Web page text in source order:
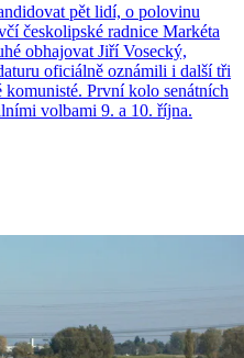
pět lidí, o polovinu
českolipské radnice Markéta
obhajovat Jiří Vosecký,
oficiálně oznámili i další tři
První kolo senátních
volbami 9. a 10. října.